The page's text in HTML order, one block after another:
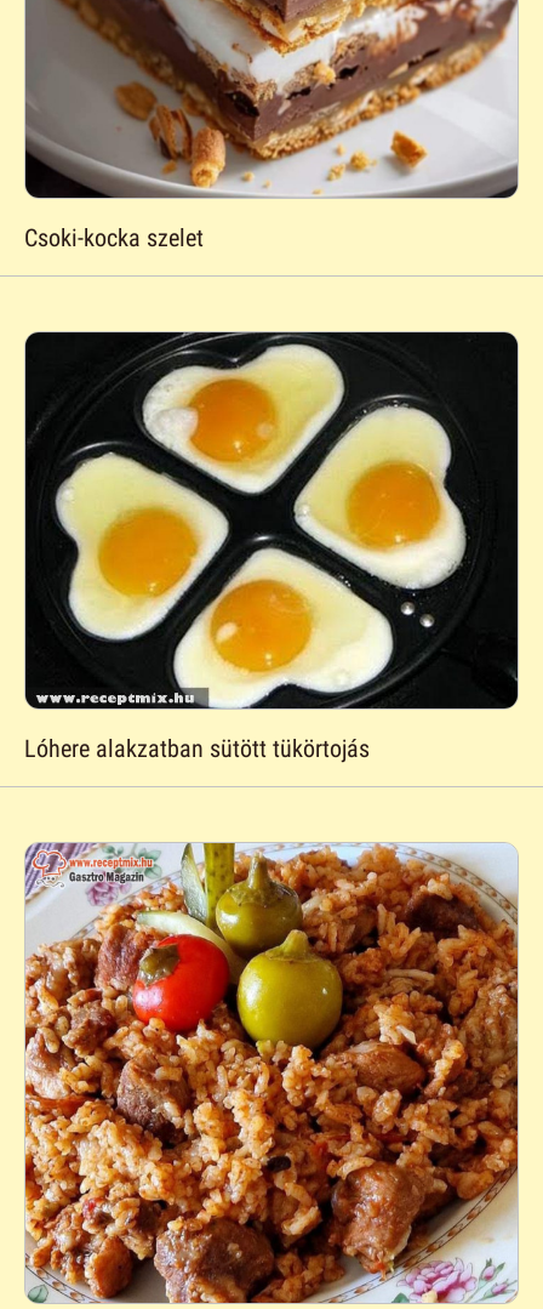
Csoki-kocka szelet
Lóhere alakzatban sütött tükörtojás